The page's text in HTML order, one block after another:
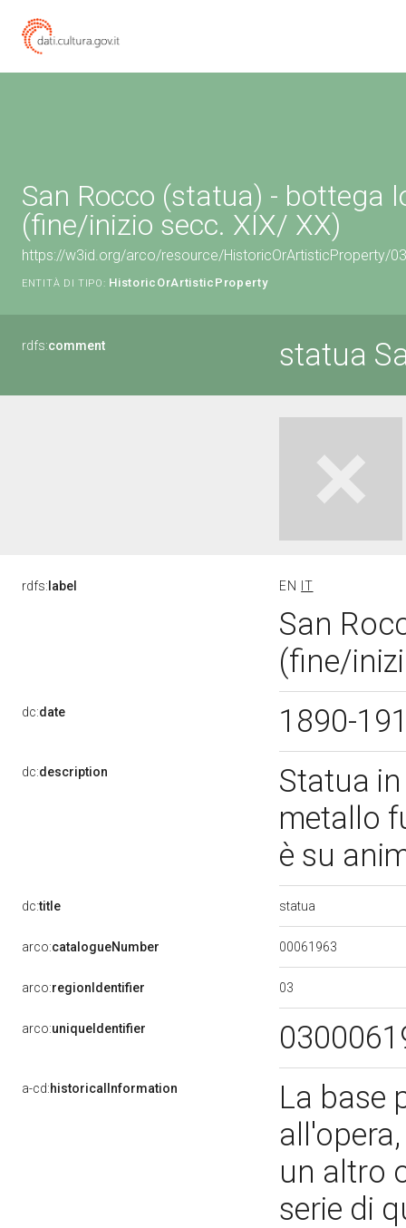
San Rocco (statua) - bottega
(fine/inizio secc. XIX/ XX)
https://w3id.org/arco/resource/HistoricOrArtisticProperty/
ENTITÀ DI TIPO: HistoricOrArtisticProperty
rdfs:comment statua
rdfs: label EN IT
San
(fine/
dc:date 1890-
dc:description
Statua
metallo
è su
dc:title statua
arco:catalogueNumber 00061963
arco:regionIdentifier 03
arco:uniqueIdentifier
a-cd:historicalInformation
La base
un altro
serie di